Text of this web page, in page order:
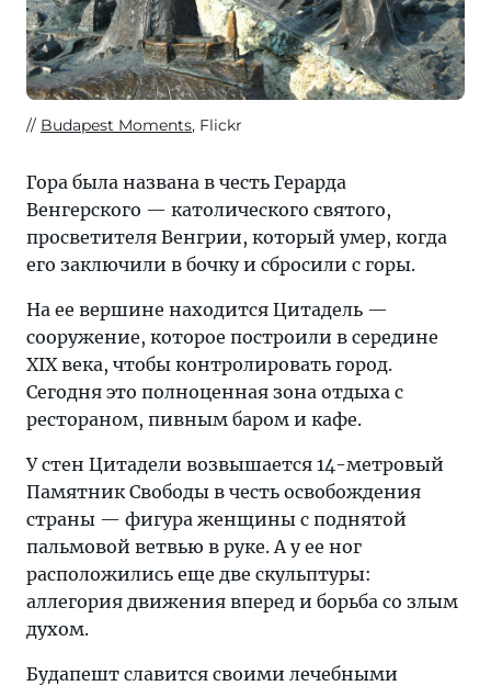
Budapest Moments, Flickr
Гора была названа в честь Герарда
Венгерского — католического святого,
просветителя Венгрии, который умер, когда
его заключили в бочку и сбросили с горы.
На ее вершине находится Цитадель —
сооружение, которое построили в середине
XIX века, чтобы контролировать город.
Сегодня это полноценная зона отдыха с
рестораном, пивным баром и кафе.
У стен Цитадели возвышается 14-метровый
Памятник Свободы в честь освобождения
страны — фигура женщины с поднятой
пальмовой ветвью в руке. А у ее ног
расположились еще две скульптуры:
аллегория движения вперед и борьба со злым
духом.
Будапешт славится своими лечебными